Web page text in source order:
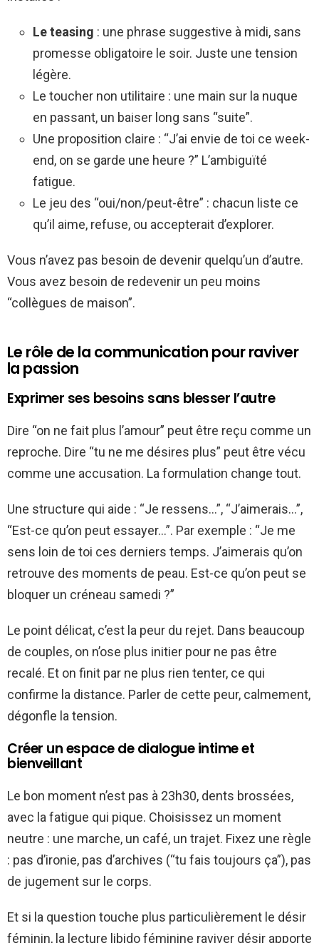
Le teasing : une phrase suggestive à midi, sans
promesse obligatoire le soir. Juste une tension
légère.
Le toucher non utilitaire : une main sur la nuque
en passant, un baiser long sans “suite”.
Une proposition claire : “J’ai envie de toi ce week-
end, on se garde une heure ?” L’ambiguïté
fatigue.
Le jeu des “oui/non/peut-être” : chacun liste ce
qu’il aime, refuse, ou accepterait d’explorer.
Vous n’avez pas besoin de devenir quelqu’un d’autre.
Vous avez besoin de redevenir un peu moins
“collègues de maison”.
Le rôle de la communication pour raviver
la passion
Exprimer ses besoins sans blesser l’autre
Dire “on ne fait plus l’amour” peut être reçu comme un
reproche. Dire “tu ne me désires plus” peut être vécu
comme une accusation. La formulation change tout.
Une structure qui aide : “Je ressens…”, “J’aimerais…”,
“Est-ce qu’on peut essayer…”. Par exemple : “Je me
sens loin de toi ces derniers temps. J’aimerais qu’on
retrouve des moments de peau. Est-ce qu’on peut se
bloquer un créneau samedi ?”
Le point délicat, c’est la peur du rejet. Dans beaucoup
de couples, on n’ose plus initier pour ne pas être
recalé. Et on finit par ne plus rien tenter, ce qui
confirme la distance. Parler de cette peur, calmement,
dégonfle la tension.
Créer un espace de dialogue intime et
bienveillant
Le bon moment n’est pas à 23h30, dents brossées,
avec la fatigue qui pique. Choisissez un moment
neutre : une marche, un café, un trajet. Fixez une règle
: pas d’ironie, pas d’archives (“tu fais toujours ça”), pas
de jugement sur le corps.
Et si la question touche plus particulièrement le désir
féminin, la lecture libido féminine raviver désir apporte